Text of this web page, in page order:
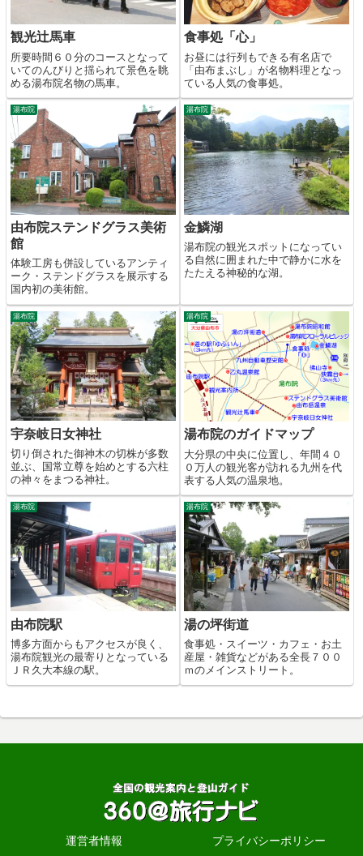
観光辻馬車
所要時間６０分のコースとなって
いてのんびりと揺られて景色を眺
める湯布院名物の馬車。
食事処「心」
お昼には行列もできる有名店で
「由布まぶし」が名物料理となっ
ている人気の食事処。
湯布院
由布院ステンドグラス美術
館
体験工房も併設しているアンティ
ーク・ステンドグラスを展示する
国内初の美術館。
湯布院
金鱗湖
湯布院の観光スポットになってい
る自然に囲まれた中で静かに水を
たたえる神秘的な湖。
湯布院
宇奈岐日女神社
切り倒された御神木の切株が多数
並ぶ、国常立尊を始めとする六柱
の神々をまつる神社。
湯布院
湯布院のガイドマップ
大分県の中央に位置し、年間４０
０万人の観光客が訪れる九州を代
表する人気の温泉地。
湯布院
由布院駅
博多方面からもアクセスが良く、
湯布院観光の最寄りとなっている
ＪＲ久大本線の駅。
湯布院
湯の坪街道
食事処・スイーツ・カフェ・お土
産屋・雑貨などがある全長７００
ｍのメインストリート。
運営者情報 プライバシーポリシー